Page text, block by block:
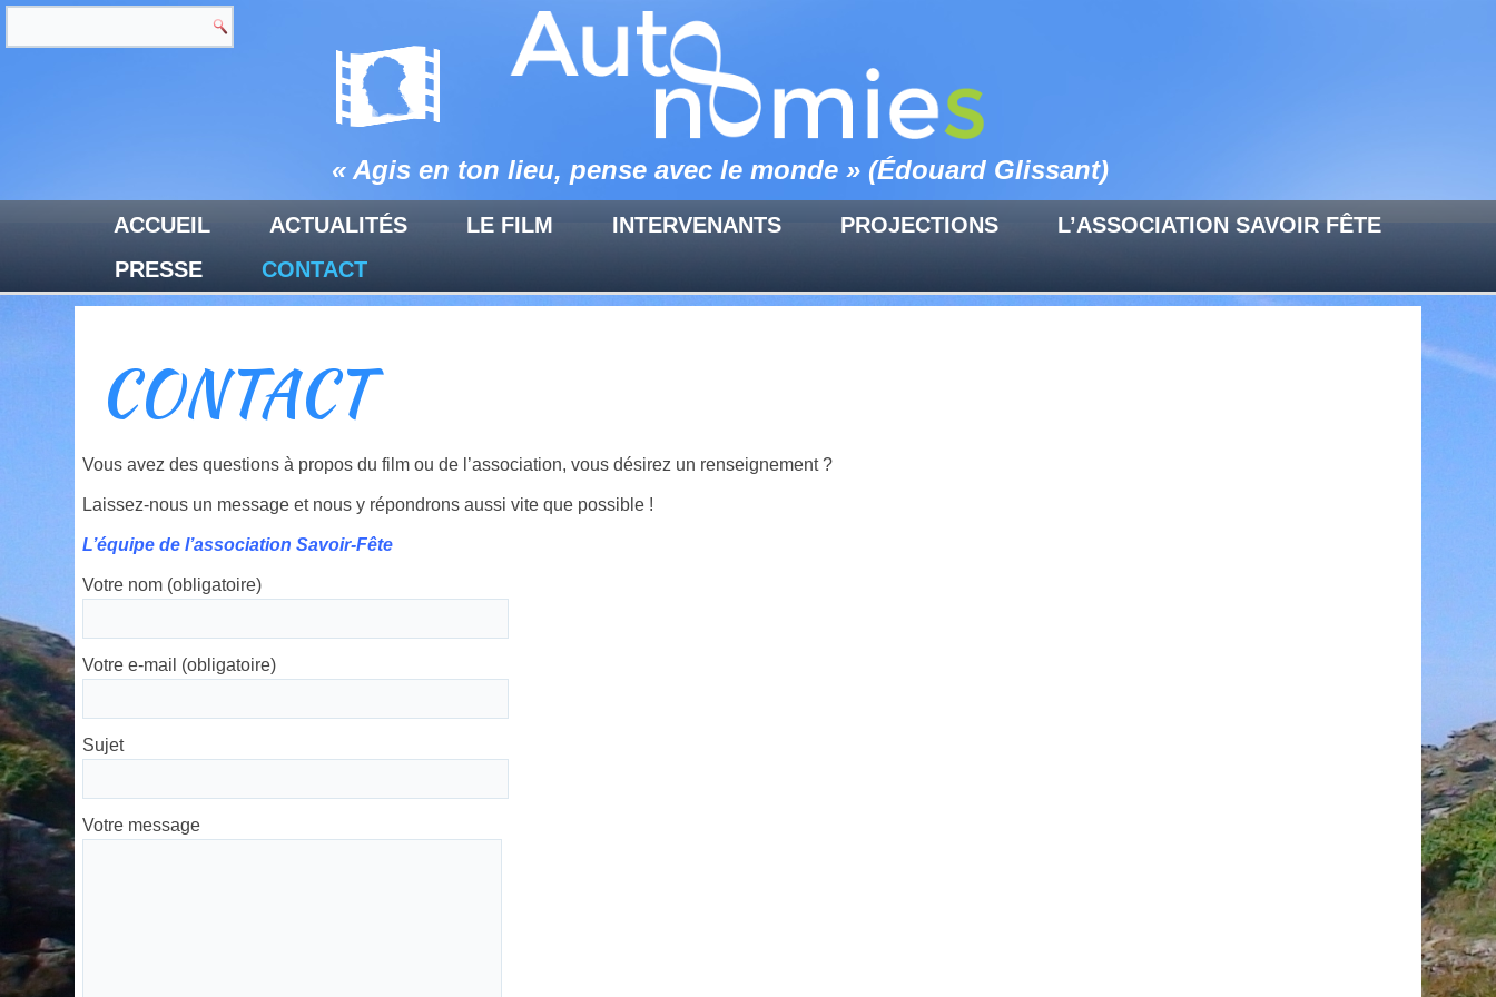
« Agis en ton lieu, pense avec le monde » (Édouard Glissant)
ACCUEIL ACTUALITÉS LE FILM INTERVENANTS PROJECTIONS
L’ASSOCIATION SAVOIR FÊTE
PRESSE
CONTACT
CONTACT
Vous avez des questions à propos du film ou de l’association, vous désirez un renseignement ?
Laissez-nous un message et nous y répondrons aussi vite que possible !
L’équipe de l’association Savoir-Fête
Votre nom (obligatoire)
Votre e-mail (obligatoire)
Sujet
Votre message